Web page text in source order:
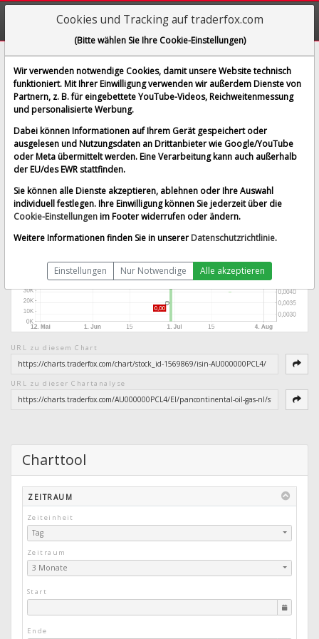
Pancontinental Oil & Gas N.L.
[PUB | WKN A0CAFF | ISIN AU000000PCL4]
0,005 € 10,00 %
Echtzeit-Aktienkurs vom 08.08.2026 um 05:58 Uhr
Echtzeit Euro Splitbereinigt
URL zu diesem Chart
URL zu dieser Chartanalyse
Charttool
ZEITRAUM
Zeiteinheit
Tag
Zeitraum
3 Monate
Start
Ende
Cookies und Tracking auf traderfox.com
(Bitte wählen Sie Ihre Cookie-Einstellungen)
Wir verwenden notwendige Cookies, damit unsere Website technisch
funktioniert. Mit Ihrer Einwilligung verwenden wir außerdem Dienste von
Partnern, z. B. für eingebettete YouTube-Videos, Reichweitenmessung
und personalisierte Werbung.
Dabei können Informationen auf Ihrem Gerät gespeichert oder
ausgelesen und Nutzungsdaten an Drittanbieter wie Google/YouTube
oder Meta übermittelt werden. Eine Verarbeitung kann auch außerhalb
der EU/des EWR stattfinden.
Sie können alle Dienste akzeptieren, ablehnen oder Ihre Auswahl
individuell festlegen. Ihre Einwilligung können Sie jederzeit über die
Cookie-Einstellungenim Footer widerrufen oder ändern.
Weitere Informationen finden Sie in unserer Datenschutzrichtlinie.
Einstellungen Nur Notwendige Alle akzeptieren